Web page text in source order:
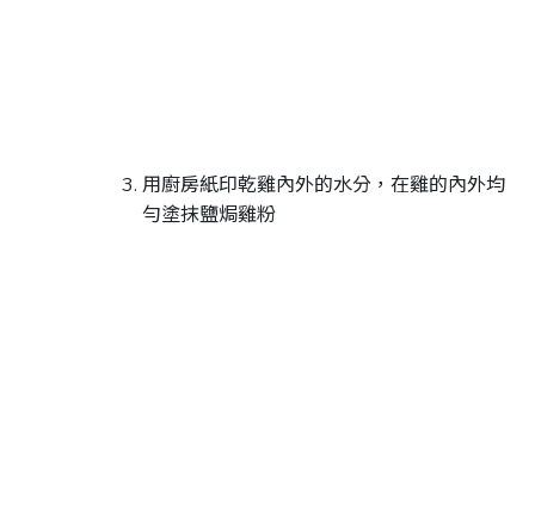
用廚房紙印乾雞內外的水分，在雞的內外均
勻塗抹鹽焗雞粉